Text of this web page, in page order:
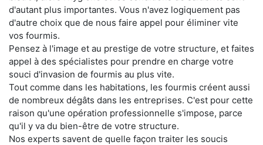
d'autant plus importantes. Vous n'avez logiquement pas
d'autre choix que de nous faire appel pour éliminer vite
vos fourmis.
Pensez à l'image et au prestige de votre structure, et faites
appel à des spécialistes pour prendre en charge votre
souci d'invasion de fourmis au plus vite.
Tout comme dans les habitations, les fourmis créent aussi
de nombreux dégâts dans les entreprises. C'est pour cette
raison qu'une opération professionnelle s'impose, parce
qu'il y va du bien-être de votre structure.
Nos experts savent de quelle façon traiter les soucis